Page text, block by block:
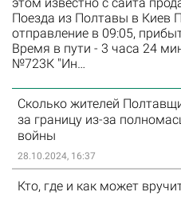
этом известно с сайта
Поезда из Полтавы в Киев
отправление в 09:05,
Время в пути - 3 часа 24
№723К "Ин…
Сколько жителей
за границу из-за
войны
28.10.2024, 16:37
Кто, где и как может